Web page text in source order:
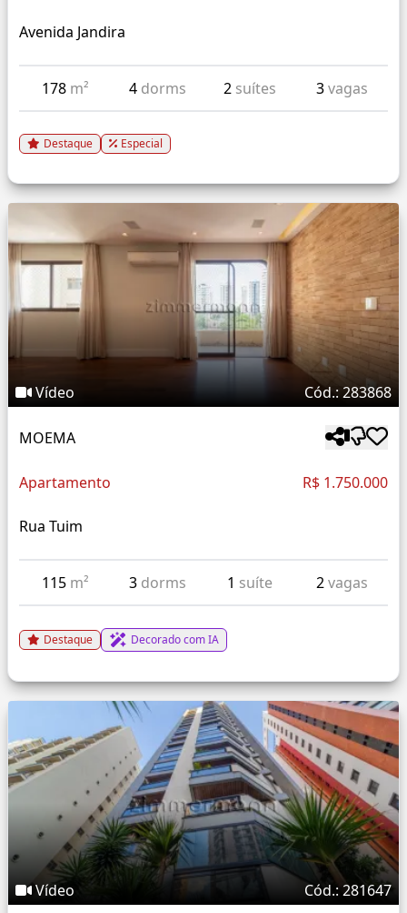
Avenida Jandira
178 m² 4 dorms 2 suítes 3vagas
Destaque Especial
Vídeo Cód.: 283868
MOEMA
Apartamento R$ 1.750.000
Rua Tuim
115 m² 3 dorms 1 suíte 2vagas
Destaque Decorado com IA
Vídeo Cód.: 281647